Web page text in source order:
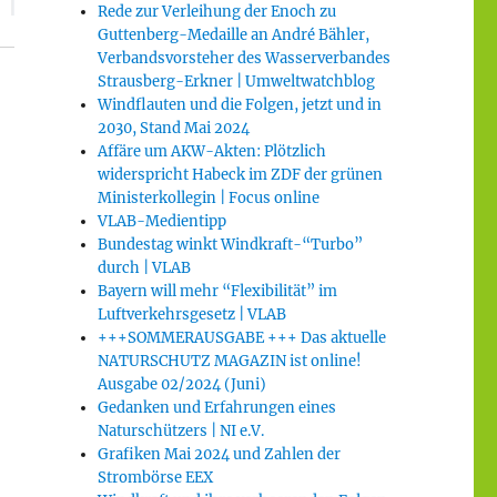
des Rheins“
Rede zur Verleihung der Enoch zu
Guttenberg-Medaille an André Bähler,
Verbandsvorsteher des Wasserverbandes
Strausberg-Erkner | Umweltwatchblog
Windflauten und die Folgen, jetzt und in
2030, Stand Mai 2024
Affäre um AKW-Akten: Plötzlich
widerspricht Habeck im ZDF der grünen
Ministerkollegin | Focus online
VLAB-Medientipp
Bundestag winkt Windkraft-“Turbo”
durch | VLAB
Bayern will mehr “Flexibilität” im
Luftverkehrsgesetz | VLAB
+++SOMMERAUSGABE +++ Das aktuelle
NATURSCHUTZ MAGAZIN ist online!
Ausgabe 02/2024 (Juni)
Gedanken und Erfahrungen eines
Naturschützers | NI e.V.
Grafiken Mai 2024 und Zahlen der
Strombörse EEX